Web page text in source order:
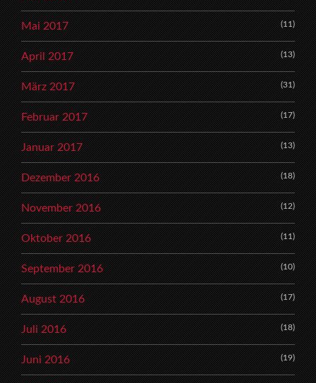
Mai 2017 (11)
April 2017 (13)
März 2017 (31)
Februar 2017 (17)
Januar 2017 (13)
Dezember 2016 (18)
November 2016 (12)
Oktober 2016 (11)
September 2016 (10)
August 2016 (17)
Juli 2016 (18)
Juni 2016 (19)